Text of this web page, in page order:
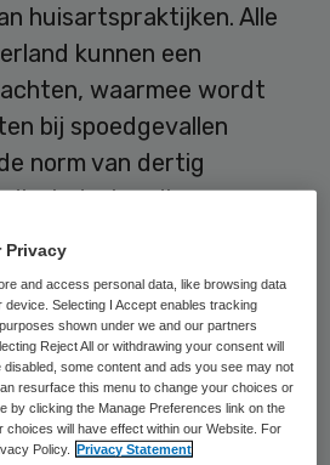
huisartspraktijken. Alle
kunnen een
waarmee wordt
bij spoedgevallen
norm van dertig
deskundig persoon
koepel van
NPCFhielden twee
Privacy
and access personal data, like browsing data
device. Selecting I Accept enables tracking
shown under we and our partners
Reject All or withdrawing your consent will
some content and ads you see may not
resurface this menu to change your choices or
by clicking the Manage Preferences link on the
choices will have effect within our Website. For
Policy.
Privacy Statement